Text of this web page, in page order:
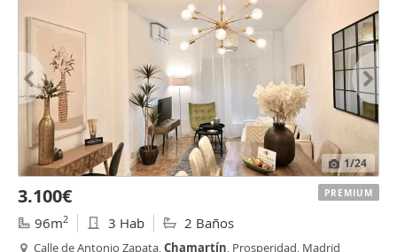
1/24
3.100€
96m2 3 Hab 2 Baños
Calle de Antonio Zapata,Chamartín, Prosperidad, Madrid
PREMIUM